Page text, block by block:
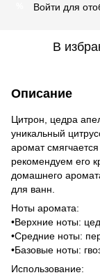
Войти для
В
Описание
Цитрон, цедра
уникальный
аромат
рекомендуем его
домашнего
для ванн.
Ноты аромата:
•Верхние ноты:
•Средние ноты:
•Базовые ноты:
Использование: